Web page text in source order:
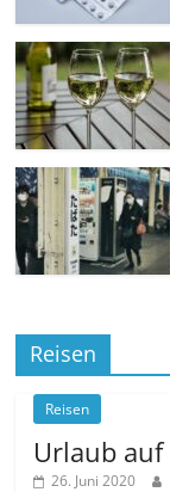
Reisen
Reisen
Urlaub
26. Juni 2020